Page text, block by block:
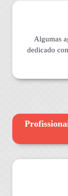
Algumas
dedicado